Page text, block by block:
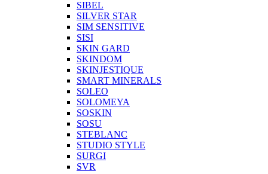
SIBEL
SILVER STAR
SIM SENSITIVE
SISI
SKIN GARD
SKINDOM
SKINJESTIQUE
SMART MINERALS
SOLEO
SOLOMEYA
SOSKIN
SOSU
STEBLANC
STUDIO STYLE
SURGI
SVR